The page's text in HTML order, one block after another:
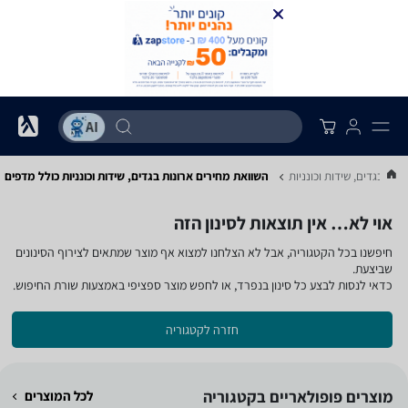
בגדים, שידות וכונניות השוואת מחירים ארונות בגדים, שידות וכונניות ‏כולל מדפים
אוי לא… אין תוצאות לסינון הזה
חיפשנו בכל הקטגוריה, אבל לא הצלחנו למצוא אף מוצר שמתאים לצירוף הסינונים
שביצעת.
כדאי לנסות לבצע כל סינון בנפרד, או לחפש מוצר ספציפי באמצעות שורת החיפוש.
חזרה לקטגוריה
מוצרים פופולאריים בקטגוריה לכל המוצרים